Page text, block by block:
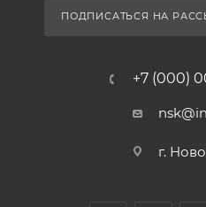
ПОДПИСАТЬСЯ НА
+7 (000)
г.